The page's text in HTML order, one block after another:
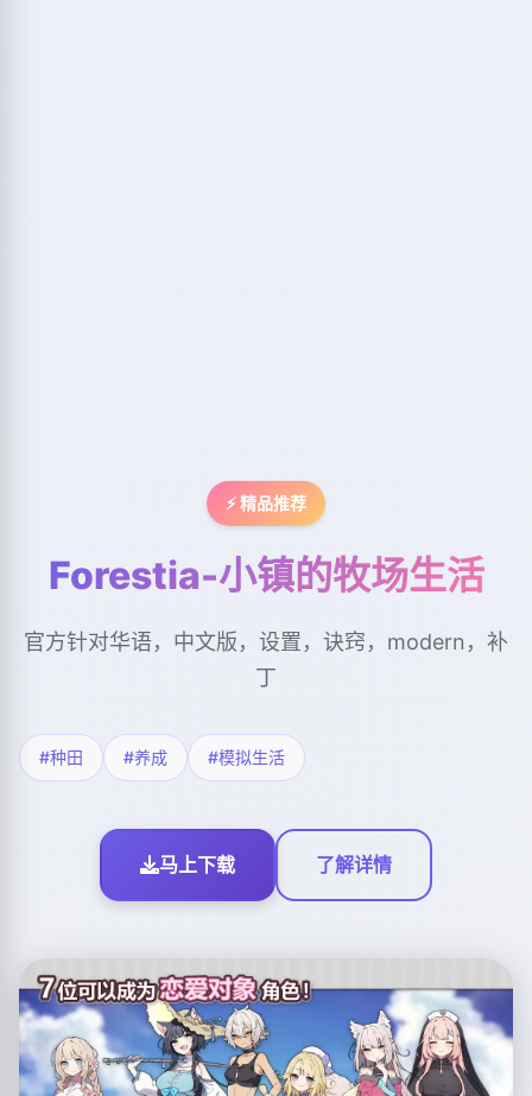
⚡ 精品推荐
Forestia-小镇的牧场生活
官方针对华语，中文版，设置，诀窍，modern，补
丁
#种田 #养成 #模拟生活
马上下载 了解详情